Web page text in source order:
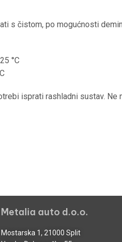
s čistom, po mogućnosti
°C
isprati rashladni sustav.
Metalia auto d.o.o.
Mostarska 1, 21000 Split